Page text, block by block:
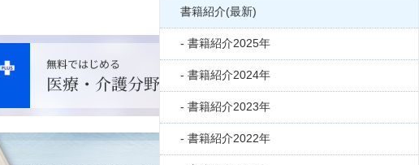
書籍紹介(最新)
書籍紹介2025年
書籍紹介2024年
書籍紹介2023年
書籍紹介2022年